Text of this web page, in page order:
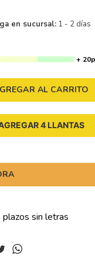
en sucursal: 1 - 2 días
+
AL CARRITO
4 LLANTAS